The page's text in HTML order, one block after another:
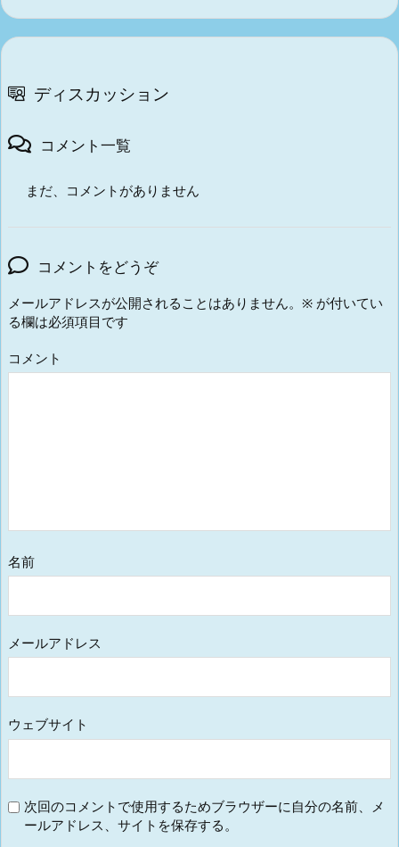
ディスカッション
コメント一覧
まだ、コメントがありません
コメントをどうぞ
メールアドレスが公開されることはありません。 ※ が付いてい
る欄は必須項目です
コメント
名前
メールアドレス
ウェブサイト
次回のコメントで使用するためブラウザーに自分の名前、メ
ールアドレス、サイトを保存する。